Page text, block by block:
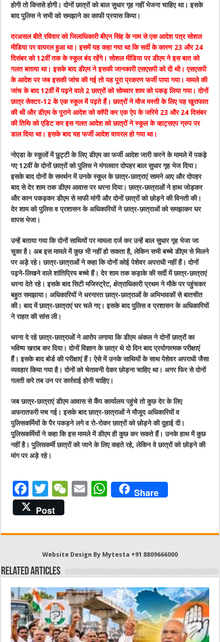
होगी तो किससे होगी। दोनों छात्रों को बाल सुधार गृह नहीं भेजना चाहिए था। इसके
बाद पुलिस ने सभी को समझाने का काफी प्रयास किया।
दरअसल बीते रविवार को जिलाधिकारी बीएन सिंह के नाम से एक आदेश पत्र सोशल
मीडिया पर वायरल हुआ था। इसमें यह कहा गया था कि सर्दी के कारण 23 और 24
दिसंबर को 12वीं तक के स्कूल बंद रहेंगे। सोशल मीडिया पर डीएम ने इस बात को
गलत बताया था। इसके बाद डीएम ने इसकी जानकारी एसएसपी को दी थी। एसएसपी
के आदेश पर जब इसकी जांच की गई तो यह पूरा प्रकरण फर्जी पाया गया। मामले की
जांच के बाद 12वीं में पढ़ने वाले 2 छात्रों को सोमवार शाम को पकड़ लिया गया। दोनों
छात्र सेक्टर-12 के एक स्कूल में पढ़ते हैं। छात्रों ने मौज मस्ती के लिए यह खुराफात
की थी और डीएम के पुराने आदेश को कॉपी कर एक ऐप के जरिये 23 और 24 दिसंबर
की तिथि को एडिट कर इस गलत आदेश को छात्रों ने स्कूल के व्हाट्सएप ग्रुप पर
डाल दिया था। इसके बाद यह फर्जी आदेश वायरल हो गया था।
नोएडा के स्कूलों में छुट्टी के लिए डीएम का फर्जी आदेश जारी करने के मामले में पकड़े
गए 12वीं के दोनों छात्रों को पुलिस ने मंगलवार दोपहर बाल सुधार गृह भेज दिया।
इसके बाद दोनों के समर्थन में उनके स्कूल के छात्र-छात्राएं सामने आए और दोपहर
बाद से देर शाम तक डीएम आवास पर धरना दिया। छात्र-छात्राओं ने हाथ जोड़कर
और कान पकड़कर डीएम से माफी मांगी और दोनों छात्रों को छोड़ने की विनती की।
देर शाम को पुलिस व प्रशासन के अधिकारियों ने छात्र-छात्राओं को समझाकर घर
वापस भेजा।
उन्हें बताया गया कि दोनों साथियों पर मामला दर्ज कर उन्हें बाल सुधार गृह भेजा जा
चुका है। अब इस मामले में कुछ भी नहीं हो सकता है, लेकिन सभी बच्चे डीएम से मिलने
पर अड़े रहे। छात्र-छात्राओं ने कहा कि दोनों कोई पेशेवर अपराधी नहीं हैं। दोनों
पढ़ने-लिखने वाले शांतिप्रिय बच्चे हैं। देर शाम तक कड़ाके की सर्दी में छात्र-छात्राएं
धरना देते रहे। इसके बाद सिटी मजिस्ट्रेट, क्षेत्राधिकारी प्रथम ने मौके पर पहुंचकर
बहुत समझाया। अधिकारियों ने धरनारत छात्र-छात्राओं के अभिभावकों से बातचीत
की। बाद में छात्र-छात्राएं घर चले गए। इसके बाद पुलिस व प्रशासन के अधिकारियों
ने राहत की सांस ली।
धरना दे रहे छात्र-छात्राओं ने आरोप लगाया कि डीएम अंकल ने दोनों छात्रों का
भविष्य खराब कर दिया। दोनों विज्ञान के छात्र थे दो दिन बाद प्रयोगात्मक परीक्षाएं
हैं। इसके बाद बोर्ड की परीक्षाएं हैं। ऐसे में उनके साथियों के साथ पेशेवर अपराधी जैसा
व्यवहार किया गया है। दोनों को चेतावनी देकर छोड़ना चाहिए था। अगर फिर से दोनों
गलती करे तब उन पर कार्रवाई होनी चाहिए।
जब छात्र-छात्राएं डीएम आवास से कैंप कार्यालय पहुंचे तो कुछ देर के लिए
अफरातफरी मच गई। इसके बाद छात्र-छात्राओं ने मौजूद अधिकारियों व
पुलिसकर्मियों के पैर पकड़ने लगे व रो-रोकर छात्रों को छोड़ने की दुहाई दी।
पुलिसकर्मियों ने कहा कि इस मामले में डीएम ही कुछ कर सकते हैं। उनके हाथ में कुछ
नहीं है। पुलिसकर्मी छात्रों को जाने के लिए कहते रहे, लेकिन वे छात्रों को छोड़ने की
मांग पर अड़े रहे।
F
a
c
e
o
o
k
T
w
it
te
r
W
h
at
E
l
W
s
A
p
p
Share
Post
Website Design By Mytesta +91 8809666000
Related Articles